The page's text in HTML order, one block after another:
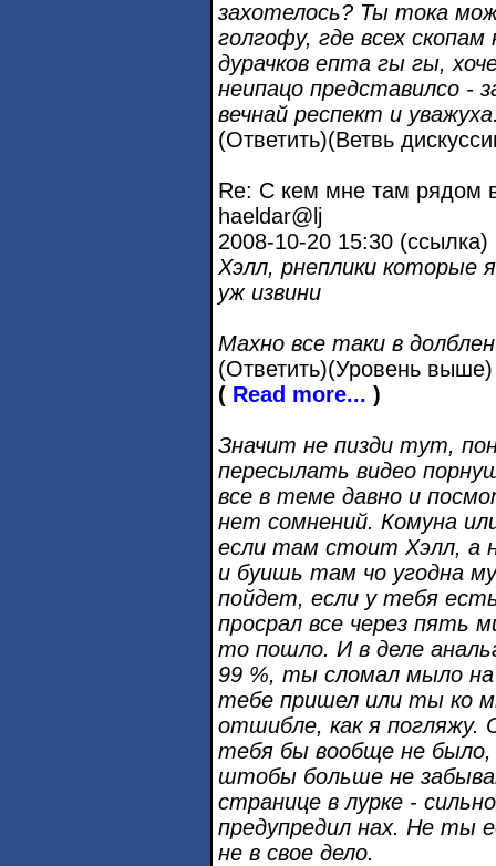
захотелось? Ты тока
голгофу, где всех
дурачков епта гы гы,
неипацо представилсо
вечнай респект и
(Ответить)(Ветвь
Re: С кем мне там рядом
haeldar@lj
2008-10-20 15:30 (ссылка)
Хэлл, рнеплики которые
уж извини
Махно все таки в
(Ответить)(Уровень выше)
( Read more... )
Значит не пизди тут,
пересылать видео
все в теме давно и
нет сомнений. Комуна
если там стоит Хэлл, а
и буишь там чо угодна
пойдет, если у тебя
просрал все через пять
то пошло. И в деле
99 %, ты сломал мыло
тебе пришел или ты ко
отшибле, как я погляжу.
тебя бы вообще не
штобы больше не
странице в лурке -
предупредил нах. Не ты
не в свое дело.